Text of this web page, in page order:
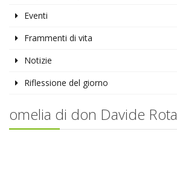
Eventi
Frammenti di vita
Notizie
Riflessione del giorno
omelia di don Davide Rota